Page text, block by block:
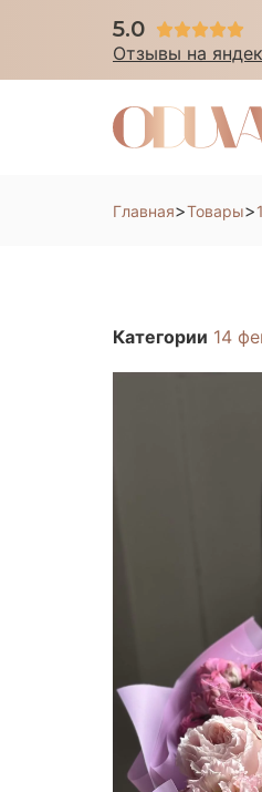
5.0 
Отзывы на
Главная>Товары>
Категории 14